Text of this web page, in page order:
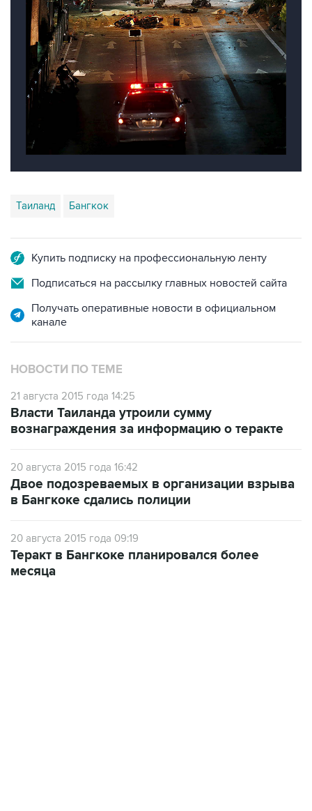
Подписаться на рассылку главных новостей сайта
Получать оперативные новости в официальном
канале
НОВОСТИ ПО ТЕМЕ
21 августа 2015 года 14:25
вознаграждения за информацию о теракте
20 августа 2015 года 16:42
в Бангкоке сдались полиции
20 августа 2015 года 09:19
месяца